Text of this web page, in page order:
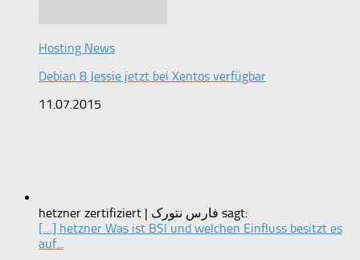
Hosting News
Debian 8 Jessie jetzt bei Xentos verfügbar
11.07.2015
hetzner zertifiziert | فارس نتورک sagt:
[…] hetzner Was ist BSI und welchen Einfluss besitzt es
auf...